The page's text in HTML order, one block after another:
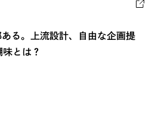
ある。上流設計、自由な企画提
とは？